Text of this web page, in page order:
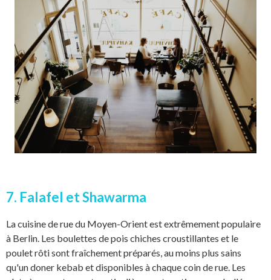
7. Falafel et Shawarma
La cuisine de rue du Moyen-Orient est extrêmement populaire
à Berlin. Les boulettes de pois chiches croustillantes et le
poulet rôti sont fraîchement préparés, au moins plus sains
qu'un doner kebab et disponibles à chaque coin de rue. Les